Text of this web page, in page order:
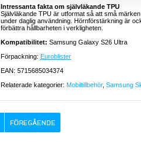
Intressanta fakta om självläkande TPU
Självläkande TPU är utformat så att små
under daglig användning. Hörnförstärkning är
förbättra hållbarheten i verkligheten.
Kompatibilitet: Samsung Galaxy S26 Ultra
Förpackning: Euroblister
EAN: 5715685034374
Relaterade kategorier: Mobiltillbehör, Samsung